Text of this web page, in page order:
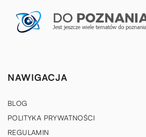
NAWIGACJA
BLOG
POLITYKA PRYWATNOŚCI
REGULAMIN